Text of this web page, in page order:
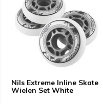
Nils Extreme Inline Skate
Wielen Set White